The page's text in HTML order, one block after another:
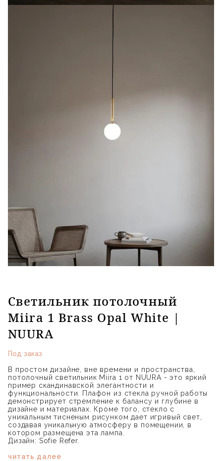
Светильник потолочный
Miira 1 Brass Opal White |
NUURA
Под заказ
В простом дизайне, вне времени и пространства,
потолочный светильник Miira 1 от NUURA - это яркий
пример скандинавской элегантности и
функциональности. Плафон из стекла ручной работы
демонстрирует стремление к балансу и глубине в
дизайне и материалах. Кроме того, стекло с
уникальным тисненым рисунком дает игривый свет,
создавая уникальную атмосферу в помещении, в
котором размещена эта лампа.
Дизайн: Sofie Refer.
читать далее